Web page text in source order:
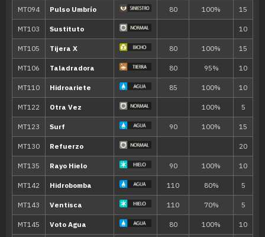
Nivel Movimiento Tipo Poder
Evo Tajo Metralla 65
--- Cuchillada 70
--- Golpe Bajo 70